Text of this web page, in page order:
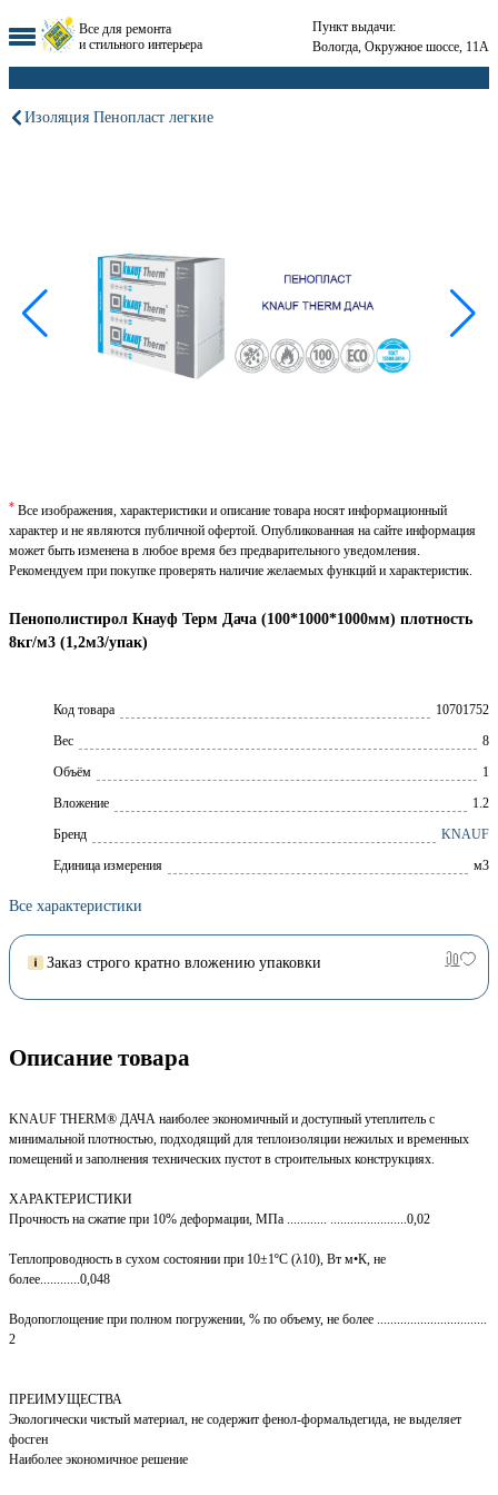
Все для ремонта
и стильного интерьера
Пункт выдачи:
Вологда, Окружное шоссе, 11А
Изоляция Пенопласт легкие
Пенополистирол Кнауф Терм Дача (100*1000*1000мм) плотность
8кг/м3 (1,2м3/упак)
Код товара
10701752
Вес
8
Объём
1
Вложение
1.2
Брeнд
KNAUF
Единица измерения
м3
Все характеристики
* Все изображения, характеристики и описание товара носят информационный
характер и не являются публичной офертой. Опубликованная на сайте информация
может быть изменена в любое время без предварительного уведомления.
Рекомендуем при покупке проверять наличие желаемых функций и характеристик.
Заказ строго кратно вложению упаковки
Описание товара
KNAUF THERM® ДАЧА наиболее экономичный и доступный утеплитель с
минимальной плотностью, подходящий для теплоизоляции нежилых и временных
помещений и заполнения технических пустот в строительных конструкциях.
ХАРАКТЕРИСТИКИ
Прочность на сжатие при 10% деформации, МПа ............ .......................0,02
Теплопроводность в сухом состоянии при 10±1ºС (λ10), Вт м•К, не
более............0,048
Водопоглощение при полном погружении, % по объему, не более .................................
2
ПРЕИМУЩЕСТВА
Экологически чистый материал, не содержит фенол-формальдегида, не выделяет
фосген
Наиболее экономичное решение